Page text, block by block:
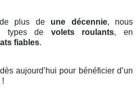
plus de une décennie, nous
types de volets roulants, en
fiables.
aujourd’hui pour bénéficier d’un
!